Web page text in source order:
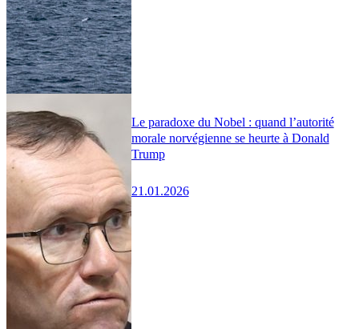
Le paradoxe du Nobel : quand l’autorité
morale norvégienne se heurte à Donald
Trump
21.01.2026